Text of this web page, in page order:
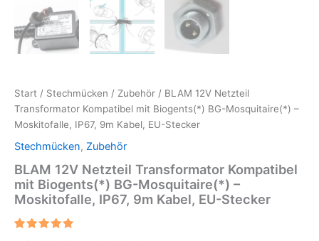
Start / Stechmücken / Zubehör / BLAM 12V Netzteil
Transformator Kompatibel mit Biogents(*) BG-Mosquitaire(*) –
Moskitofalle, IP67, 9m Kabel, EU-Stecker
Stechmücken, Zubehör
BLAM 12V Netzteil Transformator Kompatibel
mit Biogents(*) BG-Mosquitaire(*) –
Moskitofalle, IP67, 9m Kabel, EU-Stecker
Bewertet
1